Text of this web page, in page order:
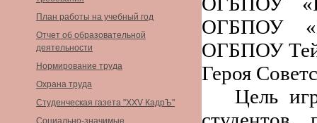
План работы на учебный год
Отчет об образовательной
деятельности
Нормирование труда
Охрана труда
Студенческая газета "XXV КадрЪ"
Социально-значимые
ОГБПОУ
ОГБПОУ
Героя
Цель